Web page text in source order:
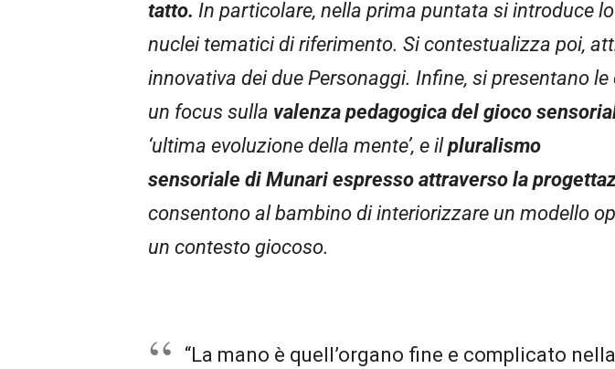
tatto. In particolare, nella prima puntata si introduce
nuclei tematici di riferimento. Si contestualizza poi,
innovativa dei due Personaggi. Infine, si presentano
un focus sulla valenza pedagogica del gioco
‘ultima evoluzione della mente’, e ilpluralismo
sensoriale di Munari espresso attraverso la
consentono al bambino di interiorizzare un modello
un contesto giocoso.
“La mano è quell’organo fine e complicato